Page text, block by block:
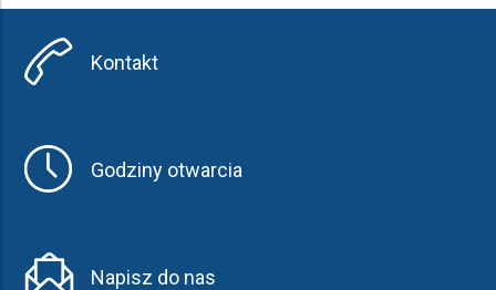
Kontakt
Godziny otwarcia
Napisz do nas